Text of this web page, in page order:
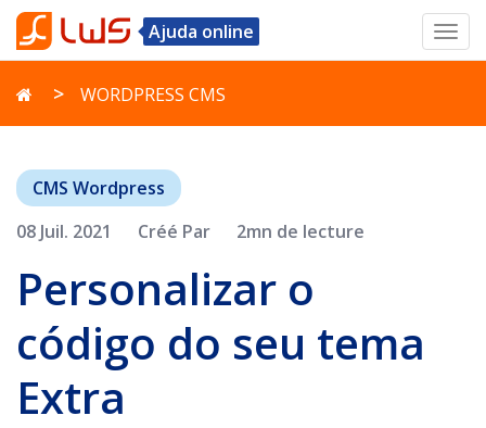
Ajuda online
WORDPRESS CMS
CMS Wordpress
08 Juil. 2021
Créé Par 2mn de lecture
Personalizar o
código do seu tema
Extra